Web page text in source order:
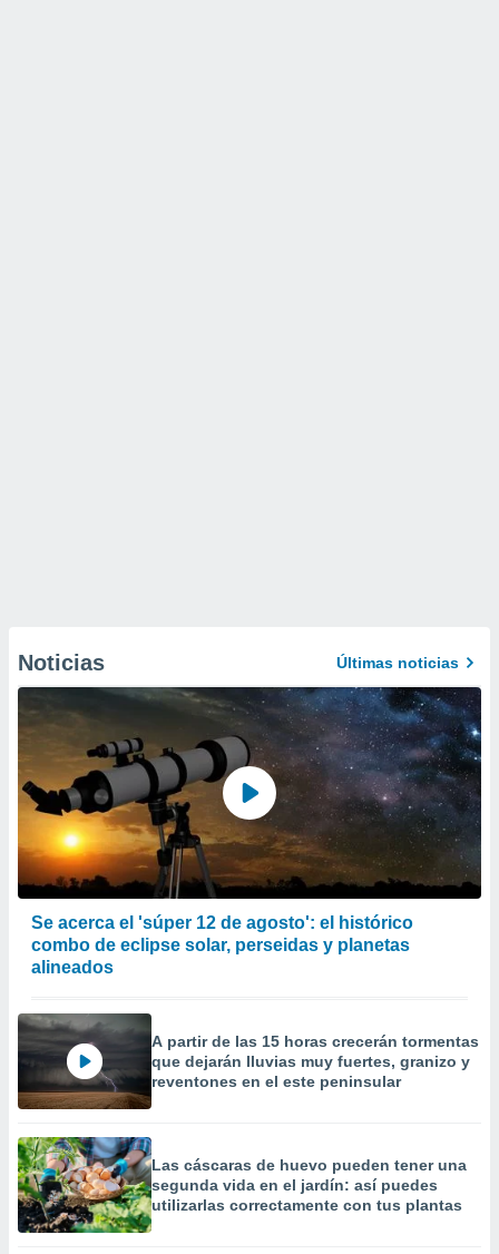
Noticias Últimas noticias
Se acerca el 'súper 12 de agosto': el histórico
combo de eclipse solar, perseidas y planetas
alineados
A partir de las 15 horas crecerán tormentas
que dejarán lluvias muy fuertes, granizo y
reventones en el este peninsular
Las cáscaras de huevo pueden tener una
segunda vida en el jardín: así puedes
utilizarlas correctamente con tus plantas